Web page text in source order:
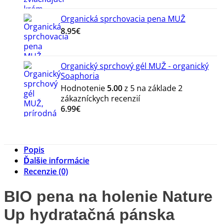
Organická sprchovacia pena MUŽ
8.95€
Organický sprchový gél MUŽ - organický
Soaphoria
Hodnotenie5.00z 5 na základe2
zákazníckych recenzií
6.99€
Popis
Ďalšie informácie
Recenzie (0)
BIO pena na holenie Nature
Up hydratačná pánska